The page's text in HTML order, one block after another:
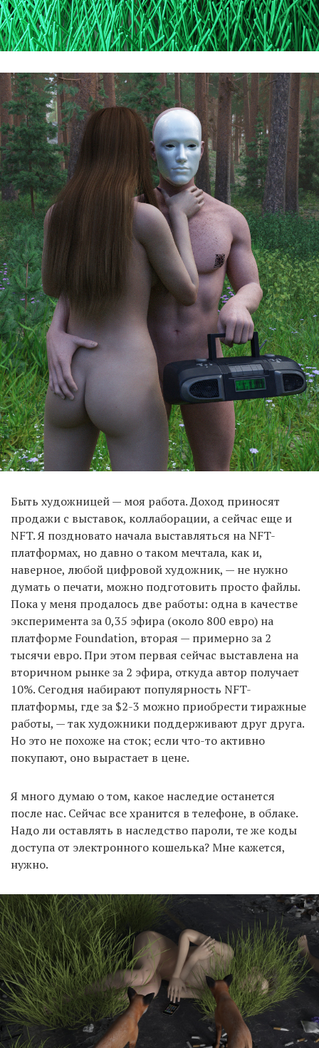
Быть художницей — моя работа. Доход приносят
продажи с выставок, коллаборации, а сейчас еще и
NFT. Я поздновато начала выставляться на NFT-
платформах, но давно о таком мечтала, как и,
наверное, любой цифровой художник, — не нужно
думать о печати, можно подготовить просто файлы.
Пока у меня продалось две работы: одна в качестве
эксперимента за 0,35 эфира (около 800 евро) на
платформе Foundation, вторая — примерно за 2
тысячи евро. При этом первая сейчас выставлена на
вторичном рынке за 2 эфира, откуда автор получает
10%. Сегодня набирают популярность NFT-
платформы, где за $2-3 можно приобрести тиражные
работы, — так художники поддерживают друг друга.
Но это не похоже на сток; если что-то активно
покупают, оно вырастает в цене.
Я много думаю о том, какое наследие останется
после нас. Сейчас все хранится в телефоне, в облаке.
Надо ли оставлять в наследство пароли, те же коды
доступа от электронного кошелька? Мне кажется,
нужно.